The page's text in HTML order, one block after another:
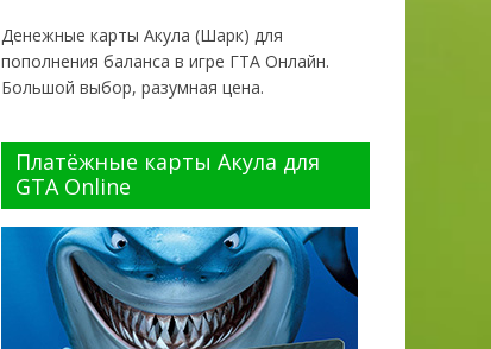
Денежные карты Акула (Шарк) для
пополнения баланса в игре ГТА Онлайн.
Большой выбор, разумная цена.
Платёжные карты Акула для
GTA Online